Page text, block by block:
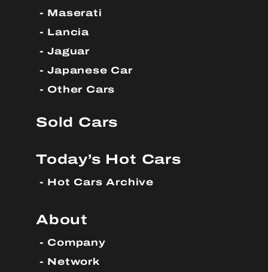
Maserati
Lancia
Jaguar
Japanese Car
Other Cars
Sold Cars
Today’s Hot Cars
Hot Cars Archive
About
Company
Network